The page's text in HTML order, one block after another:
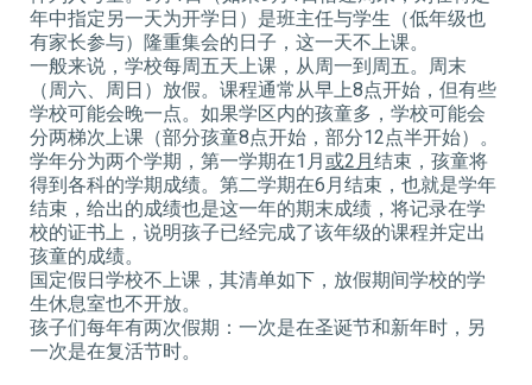
年中指定另一天为开学日）是班主任与学生（低年级也
有家长参与）隆重集会的日子，这一天不上课。
一般来说，学校每周五天上课，从周一到周五。周末
（周六、周日）放假。课程通常从早上8点开始，但有些
学校可能会晚一点。如果学区内的孩童多，学校可能会
分两梯次上课（部分孩童8点开始，部分12点半开始）。
学年分为两个学期，第一学期在1月或2月结束，孩童将
得到各科的学期成绩。第二学期在6月结束，也就是学年
结束，给出的成绩也是这一年的期末成绩，将记录在学
校的证书上，说明孩子已经完成了该年级的课程并定出
孩童的成绩。
国定假日学校不上课，其清单如下，放假期间学校的学
生休息室也不开放。
孩子们每年有两次假期：一次是在圣诞节和新年时，另
一次是在复活节时。